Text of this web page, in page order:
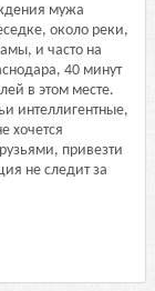
мужа
около реки,
и часто на
40 минут
в этом месте.
интеллигентные,
хочется
привезти
не следит за